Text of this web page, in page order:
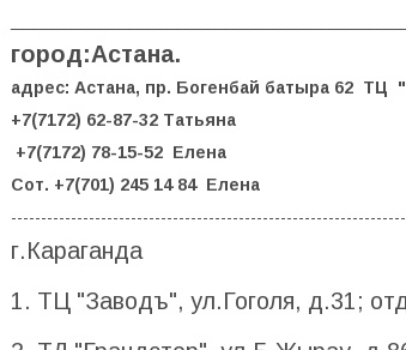
город:Астана.
адрес: Астана, пр. Богенбай батыра 62
+7(7172) 62-87-32 Татьяна
+7(7172) 78-15-52 Елена
Сот. +7(701) 245 14 84 Елена
г.Караганда
1. ТЦ "Заводъ", ул.Гоголя, д.31;